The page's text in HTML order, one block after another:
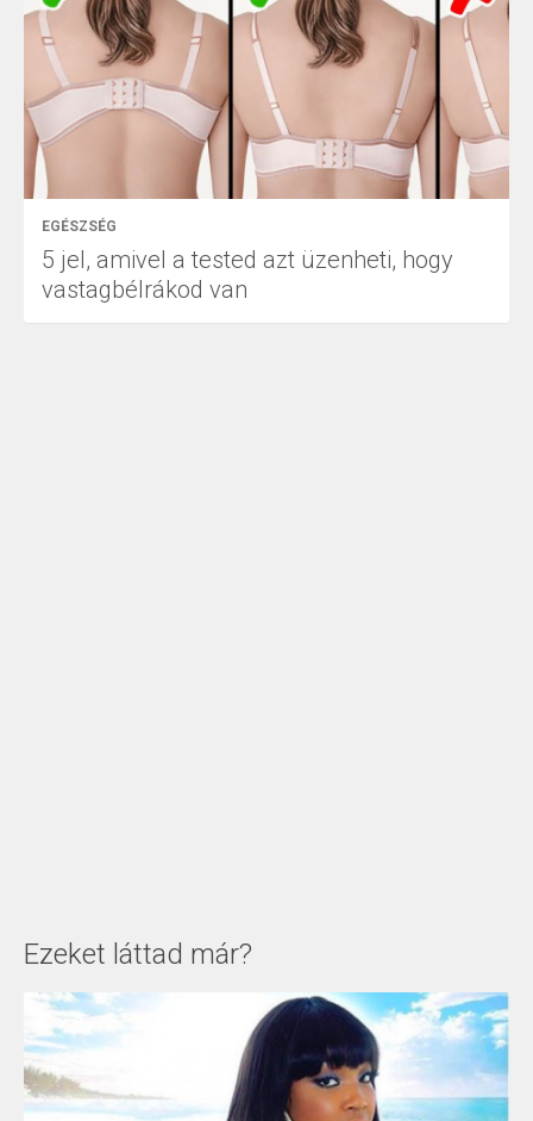
EGÉSZSÉG
5 jel, amivel a tested azt üzenheti, hogy
vastagbélrákod van
Ezeket láttad már?